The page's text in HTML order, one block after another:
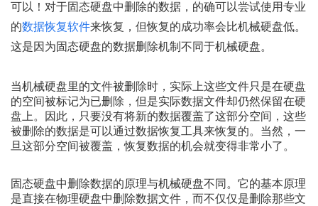
可以！对于固态硬盘中删除的数据，的确可以尝试使用专业
的数据恢复软件来恢复，但恢复的成功率会比机械硬盘低。
这是因为固态硬盘的数据删除机制不同于机械硬盘。
当机械硬盘里的文件被删除时，实际上这些文件只是在硬盘
的空间被标记为已删除，但是实际数据文件却仍然保留在硬
盘上。因此，只要没有将新的数据覆盖了这部分空间，这些
被删除的数据是可以通过数据恢复工具来恢复的。当然，一
旦这部分空间被覆盖，恢复数据的机会就变得非常小了。
固态硬盘中删除数据的原理与机械硬盘不同。它的基本原理
是直接在物理硬盘中删除数据文件，而不仅仅是删除那些文